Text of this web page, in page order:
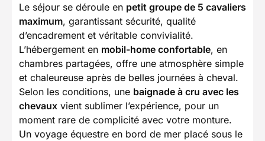
Le séjour se déroule en petit groupe de 5 cavaliers
maximum, garantissant sécurité, qualité
d’encadrement et véritable convivialité.
L’hébergement en mobil-home confortable, en
chambres partagées, offre une atmosphère simple
et chaleureuse après de belles journées à cheval.
Selon les conditions, une baignade à cru avec les
chevaux vient sublimer l’expérience, pour un
moment rare de complicité avec votre monture.
Un voyage équestre en bord de mer placé sous le